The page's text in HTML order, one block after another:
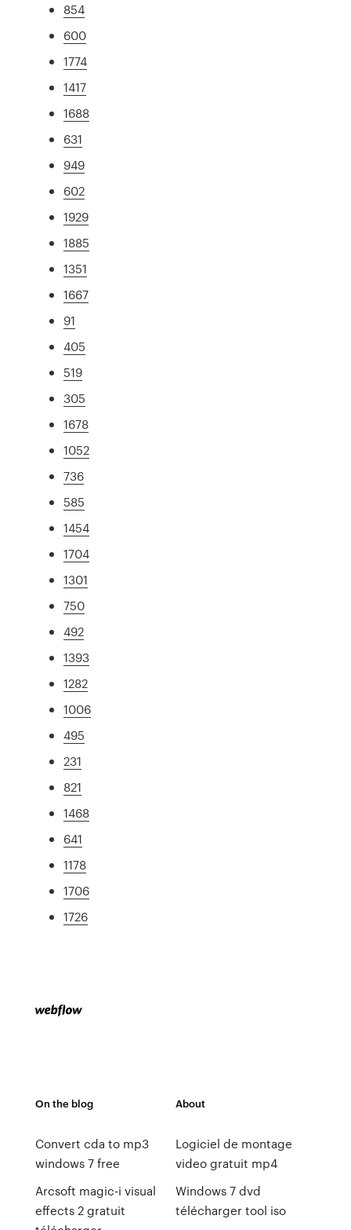
854
600
1774
1417
1688
631
949
602
1929
1885
1351
1667
91
405
519
305
1678
1052
736
585
1454
1704
1301
750
492
1393
1282
1006
495
231
821
1468
641
1178
1706
1726
On the blog
Convert cda to mp3
windows 7 free
Arcsoft magic-i visual
effects 2 gratuit
About
Logiciel de montage
video gratuit mp4
Windows 7 dvd
télécharger tool iso